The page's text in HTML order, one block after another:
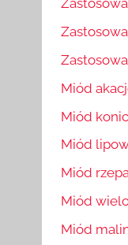
Miód
Miód
Miód
Miód
Miód
Miód